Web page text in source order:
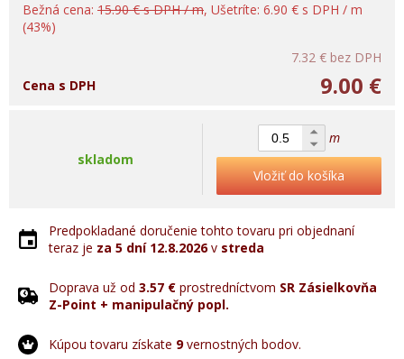
Bežná cena: 15.90 € s DPH / m, Ušetríte: 6.90 € s DPH / m
(43%)
7.32 € bez DPH
9.00 €
Cena s DPH
skladom
m
Vložiť do košíka
Predpokladané doručenie tohto tovaru pri objednaní
teraz je za 5 dní 12.8.2026v streda
Doprava už od 3.57 € prostredníctvom SR Zásielkovňa
Z-Point + manipulačný popl.
Kúpou tovaru získate 9vernostných bodov.